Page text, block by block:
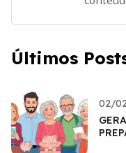
Últimos
02/